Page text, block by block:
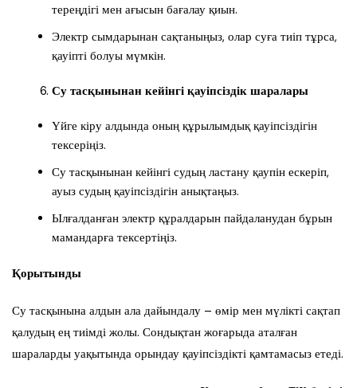
тереңдігі мен ағысын бағалау қиын.
Электр сымдарынан сақтаныңыз, олар суға тиіп тұрса,
қауіпті болуы мүмкін.
Су тасқынынан кейінгі қауіпсіздік шаралары
Үйге кіру алдында оның құрылымдық қауіпсіздігін
тексеріңіз.
Су тасқынынан кейінгі судың ластану қаупін ескеріп,
ауыз судың қауіпсіздігін анықтаңыз.
Ылғалданған электр құралдарын пайдаланудан бұрын
мамандарға тексертіңіз.
Қорытынды
Су тасқынына алдын ала дайындалу – өмір мен мүлікті сақтап
қалудың ең тиімді жолы. Сондықтан жоғарыда аталған
шараларды уақытында орындау қауіпсіздікті қамтамасыз етеді.